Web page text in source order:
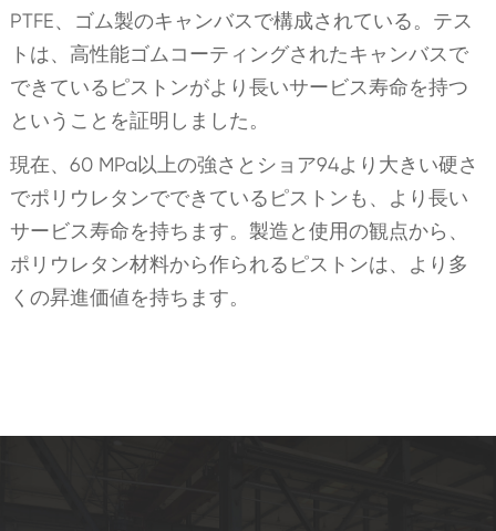
PTFE、ゴム製のキャンバスで構成されている。テス
トは、高性能ゴムコーティングされたキャンバスで
できているピストンがより長いサービス寿命を持つ
ということを証明しました。
現在、60 MPa以上の強さとショア94より大きい硬さ
でポリウレタンでできているピストンも、より長い
サービス寿命を持ちます。製造と使用の観点から、
ポリウレタン材料から作られるピストンは、より多
くの昇進価値を持ちます。